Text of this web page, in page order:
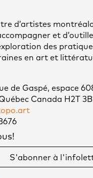
d’artistes
et
des
en art et
de Gaspé, espace
Canada H2T
S'abonner à